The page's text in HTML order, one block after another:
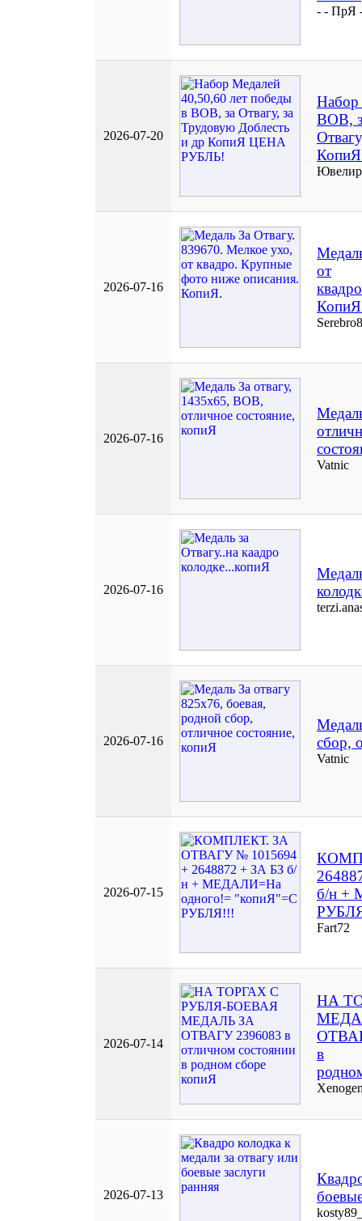
- - ПрЯ
2026-07-20
Набор
ВОВ,
2026-07-16
от
2026-07-16
Vatnic
2026-07-16
2026-07-16
сбор,
Vatnic
2026-07-15
б/н +
Fart72
2026-07-14
НА
в
2026-07-13